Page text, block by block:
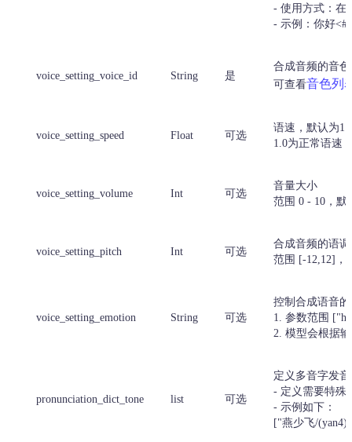
- 使用方式：在
- 示例：你好
voice_setting_voice_id String 是
合成音频的音
可查看音色列
voice_setting_speed Float 可选
语速，默认为
1.0为正常语速
voice_setting_volume Int 可选
音量大小
范围 0 - 10，默
voice_setting_pitch Int 可选
合成音频的语调
范围 [-12,12]，
voice_setting_emotion String 可选
控制合成语音
1. 参数范围
2. 模型会根据
pronunciation_dict_tone list 可选
定义多音字发音
- 定义需要特殊
- 示例如下：
["燕少飞/